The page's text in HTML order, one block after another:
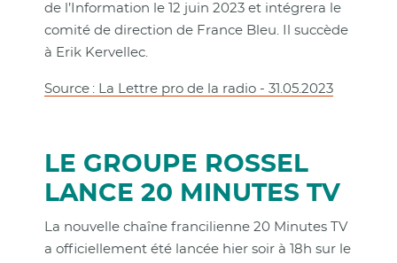
de l’Information le 12 juin 2023 et intégrera le
comité de direction de France Bleu. Il succède
à Erik Kervellec.
Source : La Lettre pro de la radio - 31.05.2023
LE GROUPE ROSSEL
LANCE 20 MINUTES TV
La nouvelle chaîne francilienne 20 Minutes TV
a officiellement été lancée hier soir à 18h sur le